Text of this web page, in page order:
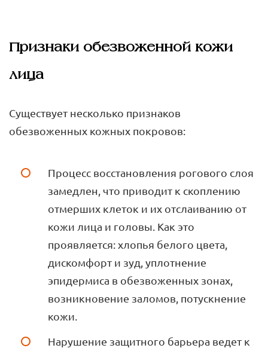
Признаки обезвоженной кожи
лица
Существует несколько признаков
обезвоженных кожных покровов:
Процесс восстановления рогового слоя
замедлен, что приводит к скоплению
отмерших клеток и их отслаиванию от
кожи лица и головы. Как это
проявляется: хлопья белого цвета,
дискомфорт и зуд, уплотнение
эпидермиса в обезвоженных зонах,
возникновение заломов, потускнение
кожи.
Нарушение защитного барьера ведет к